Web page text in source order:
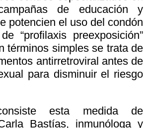
de educación y
potencien el uso del condón
“profilaxis preexposición”
términos simples se trata de
antirretroviral antes de
para disminuir el riesgo
esta medida de
Bastías, inmunóloga y